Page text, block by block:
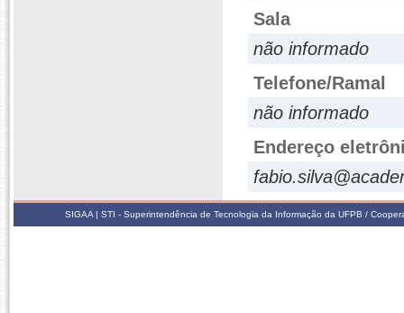
Sala
não informado
Telefone/Ramal
não informado
Endereço
SIGAA | STI - Superintendência de Tecnologia da Informação da UFPB /